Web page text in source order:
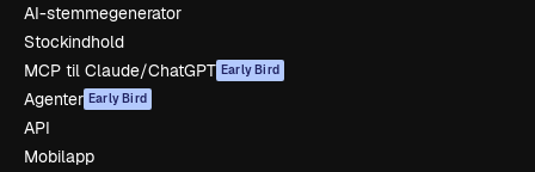
AI-stemmegenerator
Stockindhold
MCP til Claude/ChatGPT Early Bird
Agenter Early Bird
API
Mobilapp